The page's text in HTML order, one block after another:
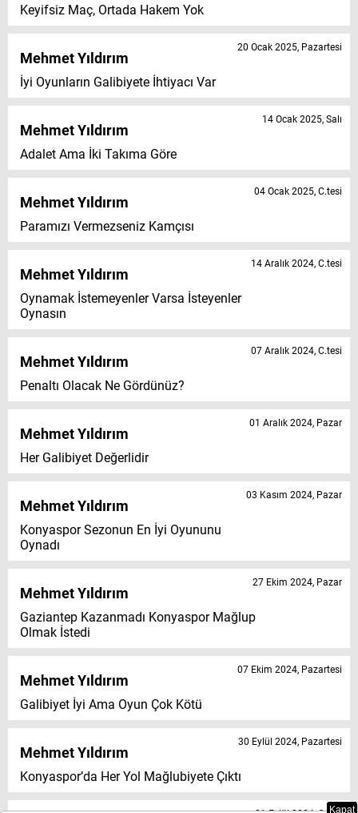
Keyifsiz Maç, Ortada Hakem Yok
Mehmet Yıldırım
İyi Oyunların Galibiyete İhtiyacı Var
20 Ocak 2025, Pazartesi
Mehmet Yıldırım
Adalet Ama İki Takıma Göre
14 Ocak 2025, Salı
Mehmet Yıldırım
Paramızı Vermezseniz Kamçısı
04 Ocak 2025, C.tesi
Mehmet Yıldırım
Oynamak İstemeyenler Varsa İsteyenler
Oynasın
14 Aralık 2024, C.tesi
Mehmet Yıldırım
Penaltı Olacak Ne Gördünüz?
07 Aralık 2024, C.tesi
Mehmet Yıldırım
Her Galibiyet Değerlidir
01 Aralık 2024, Pazar
Mehmet Yıldırım
Konyaspor Sezonun En İyi Oyununu
Oynadı
03 Kasım 2024, Pazar
Mehmet Yıldırım
Gaziantep Kazanmadı Konyaspor Mağlup
Olmak İstedi
27 Ekim 2024, Pazar
Mehmet Yıldırım
Galibiyet İyi Ama Oyun Çok Kötü
07 Ekim 2024, Pazartesi
Mehmet Yıldırım
Konyaspor’da Her Yol Mağlubiyete Çıktı
30 Eylül 2024, Pazartesi
Kapat